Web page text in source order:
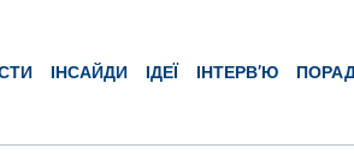
ІНСАЙДИ ІДЕЇ ІНТЕРВ’Ю